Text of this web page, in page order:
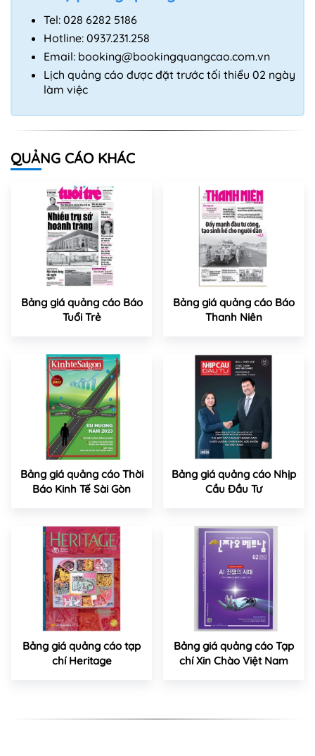
Tel: 028 6282 5186
Hotline: 0937.231.258
Email: booking@bookingquangcao.com.vn
Lịch quảng cáo được đặt trước tối thiểu 02 ngày
làm việc
QUẢNG CÁO KHÁC
Bảng giá quảng cáo Báo
Tuổi Trẻ
Bảng giá quảng cáo Báo
Thanh Niên
Bảng giá quảng cáo Thời
Báo Kinh Tế Sài Gòn
Bảng giá quảng cáo Nhịp
Cầu Đầu Tư
Bảng giá quảng cáo tạp
chí Heritage
Bảng giá quảng cáo Tạp
chí Xin Chào Việt Nam